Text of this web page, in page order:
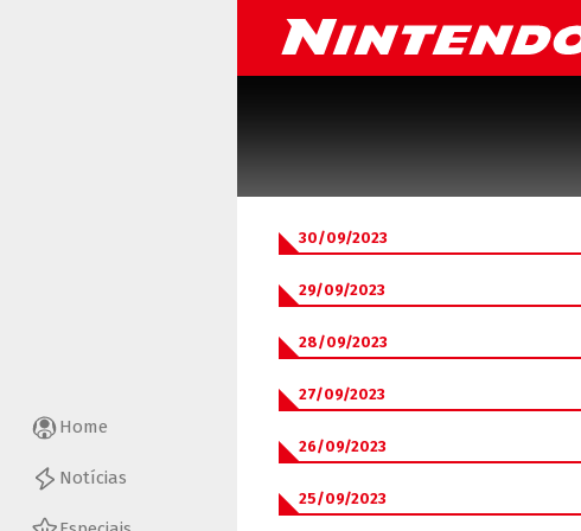
Home
Notícias
30/09/2023
29/09/2023
28/09/2023
27/09/2023
26/09/2023
25/09/2023